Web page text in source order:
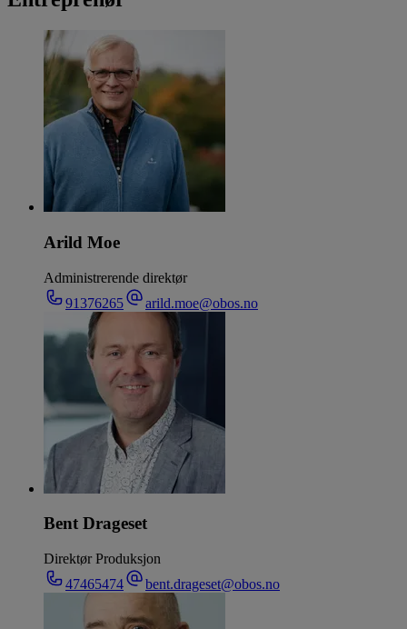
Arild Moe
Administrerende direktør
91376265
arild.moe@obos.no
Bent Drageset
Direktør Produksjon
47465474
bent.drageset@obos.no